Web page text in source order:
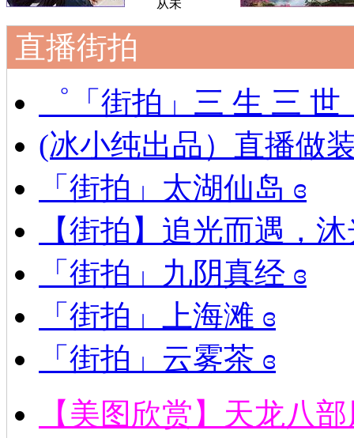
从未
直播街拍
゜「街拍」三 生 三
(冰小纯出品）直播做
「街拍」太湖仙岛 ɞ
【街拍】追光而遇，
「街拍」九阴真经 ɞ
「街拍」上海滩 ɞ
「街拍」云雾茶 ɞ
【美图欣赏】天龙八